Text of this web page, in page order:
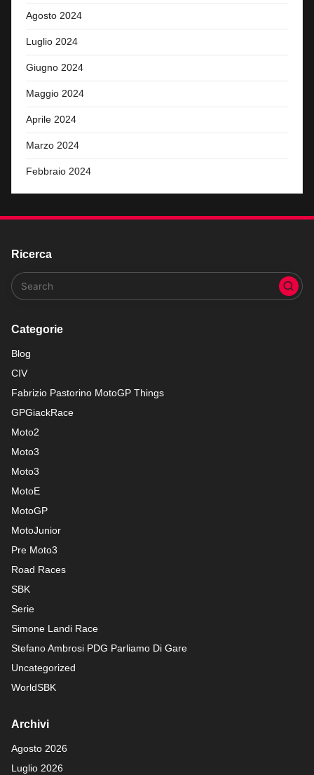
Agosto 2024
Luglio 2024
Giugno 2024
Maggio 2024
Aprile 2024
Marzo 2024
Febbraio 2024
Ricerca
Categorie
Blog
CIV
Fabrizio Pastorino MotoGP Things
GPGiackRace
Moto2
Moto3
Moto3
MotoE
MotoGP
MotoJunior
Pre Moto3
Road Races
SBK
Serie
Simone Landi Race
Stefano Ambrosi PDG Parliamo Di Gare
Uncategorized
WorldSBK
Archivi
Agosto 2026
Luglio 2026